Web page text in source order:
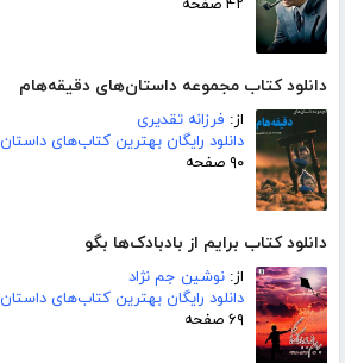
۴۲ صفحه
دانلود کتاب مجموعه داستان‌های دقیقه‌هام
از: فرزانه تقدیری
دانلود رایگان بهترین کتاب‌های داستان
۹۰ صفحه
دانلود کتاب برایم از بادبادک‌ها بگو
از: نوشین جم نژاد
دانلود رایگان بهترین کتاب‌های داستان
۶۹ صفحه